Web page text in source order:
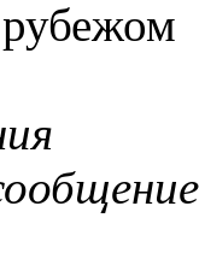
рубежом